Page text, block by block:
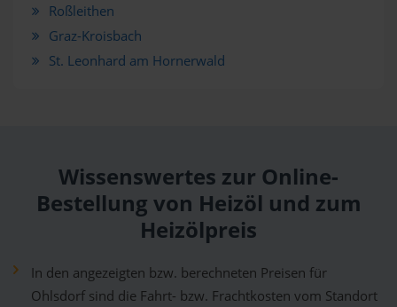
Roßleithen
Graz-Kroisbach
St. Leonhard am Hornerwald
Wissenswertes zur Online-
Bestellung von Heizöl und zum
Heizölpreis
In den angezeigten bzw. berechneten Preisen für
Ohlsdorf sind die Fahrt- bzw. Frachtkosten vom Standort